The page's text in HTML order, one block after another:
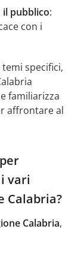
il pubblico:
con i
specifici,
familiarizza
affrontare al
vari
Calabria?
Calabria,